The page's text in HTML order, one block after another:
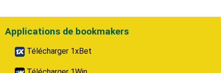
Applications de bookmakers
Télécharger 1xBet